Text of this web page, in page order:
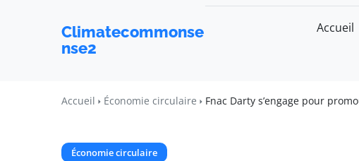
Climatecommonse
nse2
Accueil
Accueil Économie circulaire Fnac Darty s’engage pour
Économie circulaire